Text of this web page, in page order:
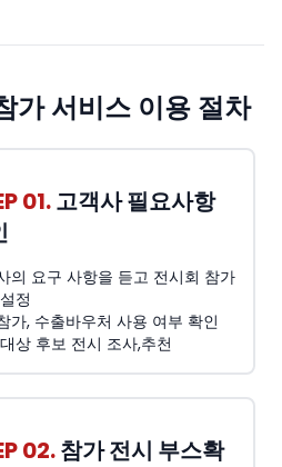
가 서비스 이용 절차
01.고객사 필요사항
의 요구 사항을 듣고 전시회 참가
정
가, 수출바우처 사용 여부 확인
상 후보 전시 조사,추천
02.참가 전시 부스확